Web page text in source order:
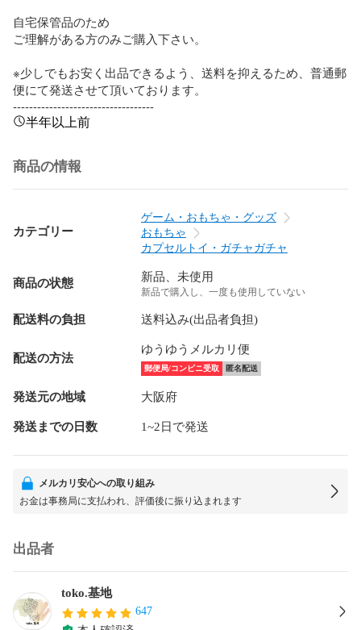
自宅保管品のため
ご理解がある方のみご購入下さい。
※少しでもお安く出品できるよう、送料を抑えるため、普通郵
便にて発送させて頂いております。
-----------------------------------
半年以上前
商品の情報
カテゴリー
ゲーム・おもちゃ・グッズ
おもちゃ
カプセルトイ・ガチャガチャ
商品の状態 新品、未使用
新品で購入し、一度も使用していない
配送料の負担 送料込み(出品者負担)
配送の方法
ゆうゆうメルカリ便
郵便局/コンビニ受取 匿名配送
発送元の地域 大阪府
発送までの日数 1~2日で発送
メルカリ安心への取り組み
お金は事務局に支払われ、評価後に振り込まれます
出品者
toko.基地
647